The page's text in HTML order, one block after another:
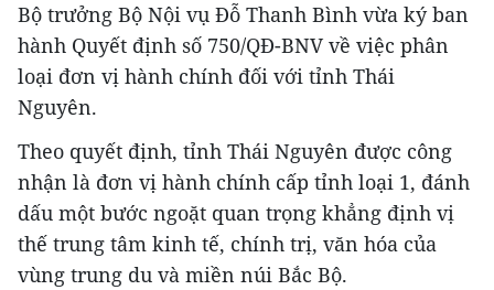
Bộ trưởng Bộ Nội vụ Đỗ Thanh Bình vừa ký ban
hành Quyết định số 750/QĐ-BNV về việc phân
loại đơn vị hành chính đối với tỉnh Thái
Nguyên.
Theo quyết định, tỉnh Thái Nguyên được công
nhận là đơn vị hành chính cấp tỉnh loại 1, đánh
dấu một bước ngoặt quan trọng khẳng định vị
thế trung tâm kinh tế, chính trị, văn hóa của
vùng trung du và miền núi Bắc Bộ.